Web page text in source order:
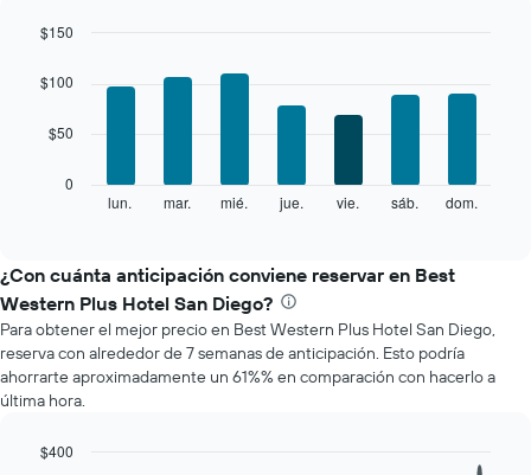
mes
gráfico
eje
El
gráfico
muestra
1
eje
que
el
chart
with
bars.
el
precio
promedio
de
una
habitación
por
día
graphic.
lun. mar. mié. jue. vie. sáb. dom.
0
$50
$100
$150
¿Con cuánta anticipación conviene reservar en Best
Western Plus Hotel San Diego?
Para obtener el mejor precio en Best Western Plus Hotel San Diego,
reserva con alrededor de 7 semanas de anticipación. Esto podría
ahorrarte aproximadamente un 61%% en comparación con hacerlo a
última hora.
$400